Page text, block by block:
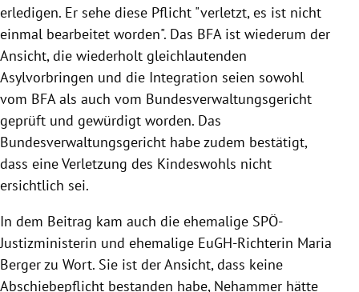
erledigen. Er sehe diese Pflicht "verletzt, es ist nicht
einmal bearbeitet worden". Das BFA ist wiederum der
Ansicht, die wiederholt gleichlautenden
Asylvorbringen und die Integration seien sowohl
vom BFA als auch vom Bundesverwaltungsgericht
geprüft und gewürdigt worden. Das
Bundesverwaltungsgericht habe zudem bestätigt,
dass eine Verletzung des Kindeswohls nicht
ersichtlich sei.
In dem Beitrag kam auch die ehemalige SPÖ-
Justizministerin und ehemalige EuGH-Richterin Maria
Berger zu Wort. Sie ist der Ansicht, dass keine
Abschiebepflicht bestanden habe, Nehammer hätte